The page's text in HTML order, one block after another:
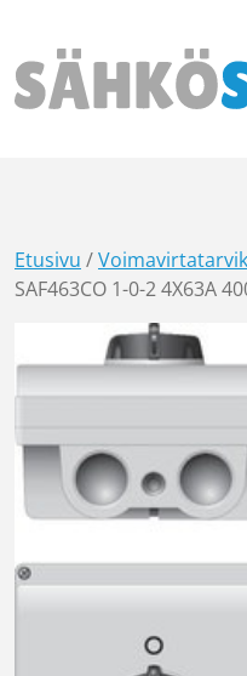
Päävalikko
Etusivu /
SAF463CO 1-0-2 4X63A